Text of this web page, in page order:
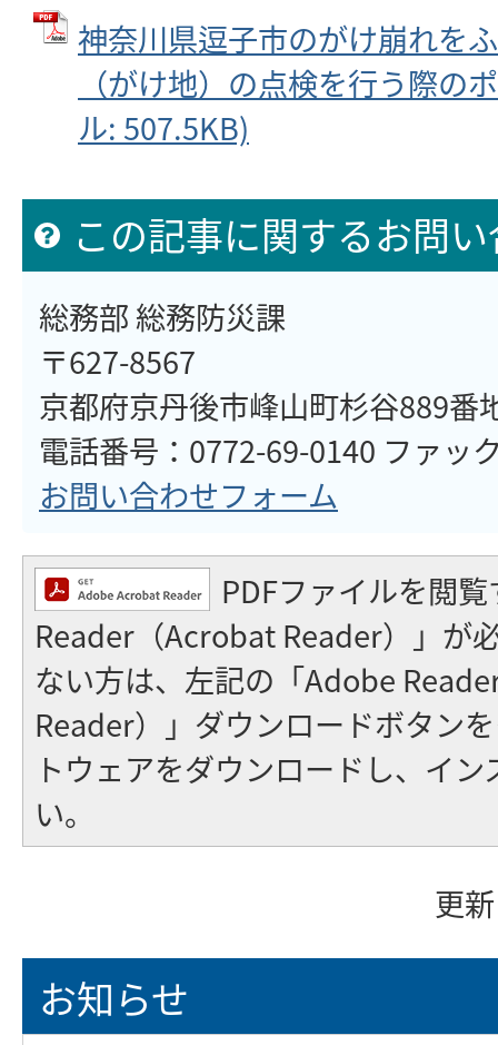
神奈川県逗子市のがけ崩れを
（がけ地）の点検を行う際の
ル: 507.5KB)
この記事に関するお問
総務部 総務防災課
〒627-8567
京都府京丹後市峰山町杉谷889番
電話番号：0772-69-0140 ファッ
お問い合わせフォーム
PDFファイルを閲
Reader（Acrobat Reader）」が
ない方は、左記の「Adobe
Reader）」ダウンロードボタン
トウェアをダウンロードし、イ
い。
更
お知らせ